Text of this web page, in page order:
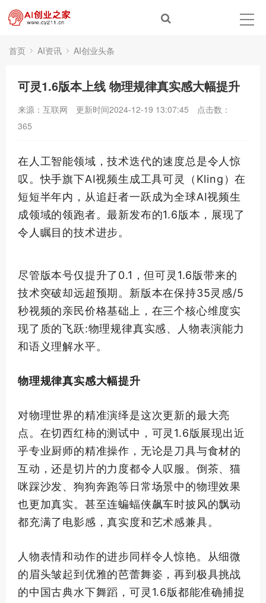
首页 AI资讯 AI创业头条
可灵1.6版本上线 物理规律真实感大幅提升
来源：互联网 更新时间2024-12-19 13:07:45
点击数：
365
在人工智能领域，技术迭代的速度总是令人惊
叹。快手旗下AI视频生成工具可灵（Kling）在
短短半年内，从追赶者一跃成为全球AI视频生
成领域的领跑者。最新发布的1.6版本，展现了
令人瞩目的技术进步。
尽管版本号仅提升了0.1，但可灵1.6版带来的
技术突破却远超预期。新版本在保持35灵感/5
秒视频的亲民价格基础上，在三个核心维度实
现了质的飞跃:物理规律真实感、人物表演能力
和语义理解水平。
物理规律真实感大幅提升
对物理世界的精准演绎是这次更新的最大亮
点。在切西红柿的测试中，可灵1.6版展现出近
乎专业厨师的精准操作，无论是刀具与食材的
互动，还是切片的力度都令人叹服。倒茶、猫
咪踩沙发、狗狗奔跑等日常场景中的物理效果
也更加真实。甚至连蝙蝠侠飙车时披风的飘动
都充满了电影感，真实度和艺术感兼具。
人物表情和动作的进步同样令人惊艳。从细微
的眉头皱起到优雅的芭蕾舞姿，再到极具挑战
的中国古典水下舞蹈，可灵1.6版都能准确捕捉